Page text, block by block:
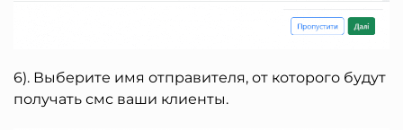
6). Выберите имя отправителя, от которого будут
получать смс ваши клиенты.